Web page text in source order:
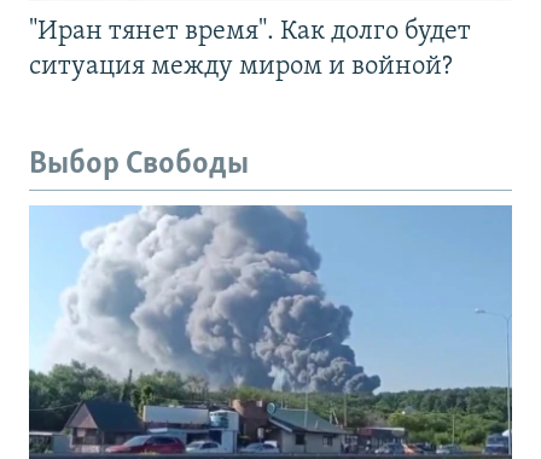
"Иран тянет время". Как долго будет
ситуация между миром и войной?
Выбор Свободы